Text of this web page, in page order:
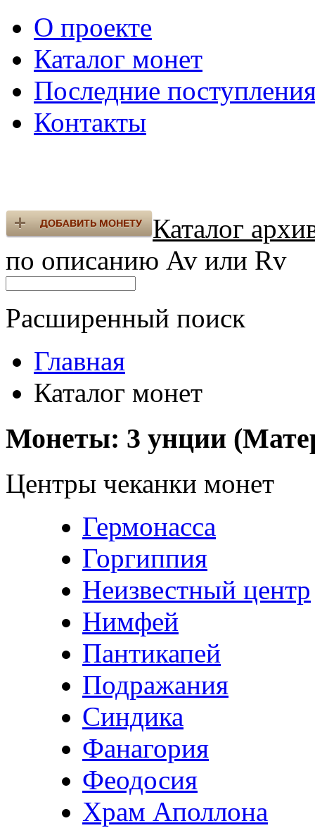
О проекте
Каталог монет
Последние
Контакты
Каталог
по описанию Av или Rv
Расширенный поиск
Главная
Каталог монет
Монеты: 3 унции
Центры чеканки монет
Гермонасса
Горгиппия
Неизвестный центр
Нимфей
Пантикапей
Подражания
Синдика
Фанагория
Феодосия
Храм Аполлона